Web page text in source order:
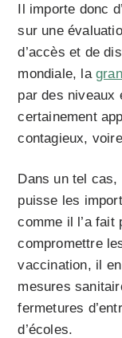
Il importe donc
sur une
d’accès et de
mondiale, la
par des niveaux
certainement
contagieux,
Dans un tel cas,
puisse les
comme il l’a fait
compromettre
vaccination, il
mesures
fermetures
d’écoles.